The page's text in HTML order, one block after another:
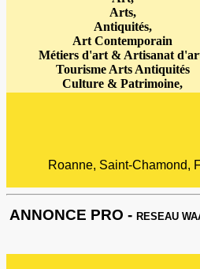
Arts,
Antiquités,
Art Contemporain
Métiers d'art & Artisanat
Tourisme Arts Antiquités
Culture & Patrimoine,
Roanne, Saint-Chamond,
ANNONCE PRO - RESEAU